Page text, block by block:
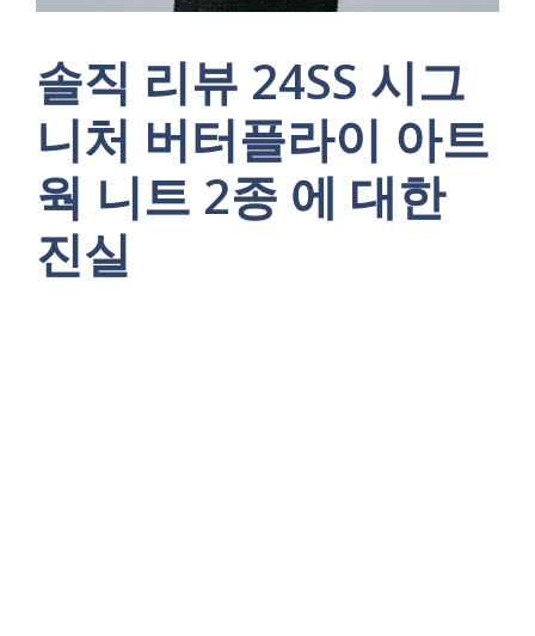
솔직 리뷰 24SS 시그
니처 버터플라이 아트
웍 니트 2종 에 대한
진실